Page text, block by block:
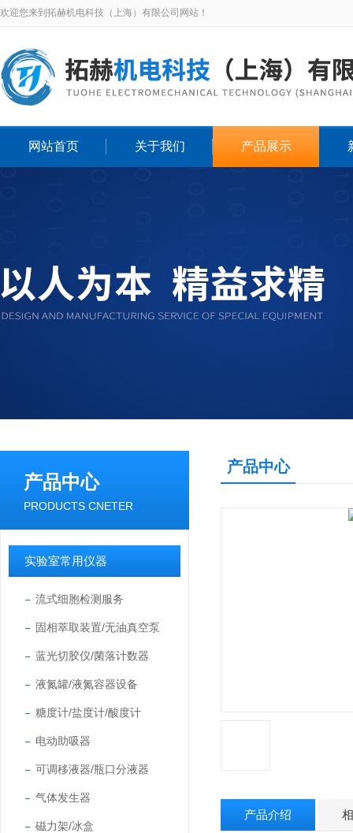
欢迎您来到拓赫机电科技（上海）有限公司网站！
网站首页 关于我们 产品展示
产品中心
PRODUCTS CNETER
实验室常用仪器
流式细胞检测服务
固相萃取装置/无油真空泵
蓝光切胶仪/菌落计数器
液氮罐/液氮容器设备
糖度计/盐度计/酸度计
电动助吸器
可调移液器/瓶口分液器
气体发生器
磁力架/冰盒
产品中心
产品介绍